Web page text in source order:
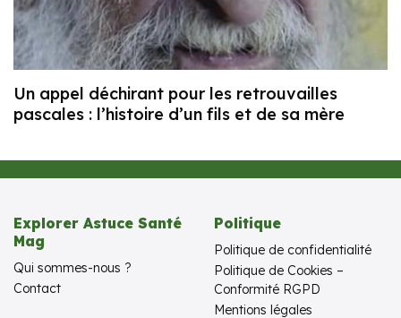
Un appel déchirant pour les retrouvailles
pascales : l’histoire d’un fils et de sa mère
Explorer Astuce Santé
Mag
Qui sommes-nous ?
Contact
Politique
Politique de confidentialité
Politique de Cookies –
Conformité RGPD
Mentions légales